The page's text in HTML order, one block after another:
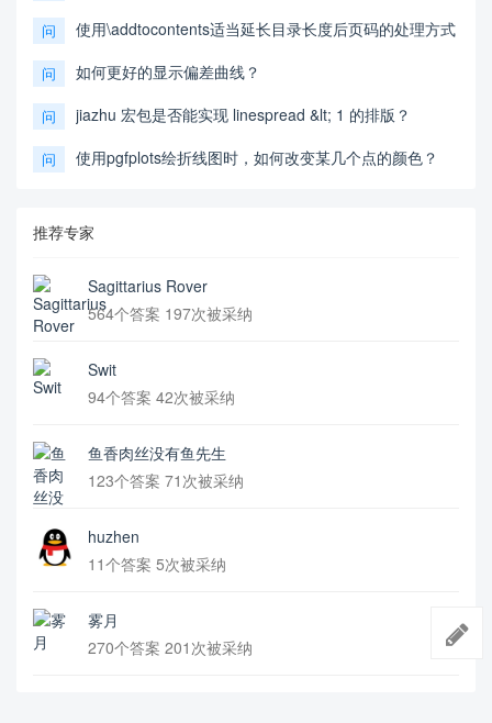
问 使用\addtocontents适当延长目录长度后页码的处理方式
问 如何更好的显示偏差曲线？
问 jiazhu 宏包是否能实现 linespread &lt; 1 的排版？
问 使用pgfplots绘折线图时，如何改变某几个点的颜色？
推荐专家
Sagittarius Rover
564个答案 197次被采纳
Swit
94个答案 42次被采纳
鱼香肉丝没有鱼先生
123个答案 71次被采纳
huzhen
11个答案 5次被采纳
雾月
270个答案 201次被采纳